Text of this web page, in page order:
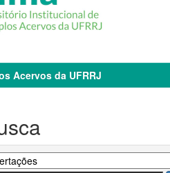
Acervos da UFRRJ